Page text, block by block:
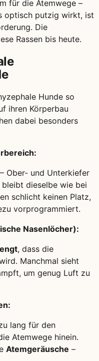
für die Atemwege –
optisch putzig wirkt, ist
Die
Rassen bis heute.
Hunde so
ihren Körperbau
dabei besonders
Ober- und Unterkiefer
bleibt dieselbe wie bei
schlicht keinen Platz,
vorprogrammiert.
Nasenlöcher):
, dass die
Manchmal sieht
um genug Luft zu
lang für den
Atemwege hinein.
Atemgeräusche –